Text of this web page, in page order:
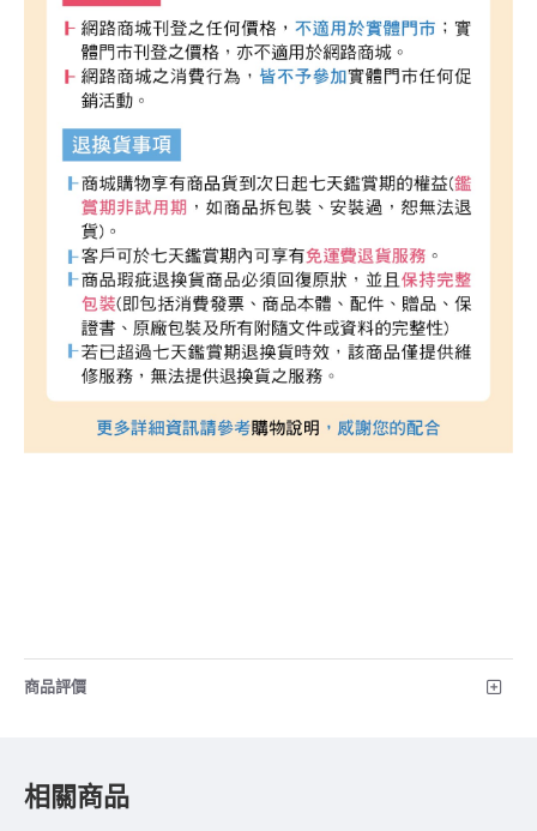
商品評價
相關商品